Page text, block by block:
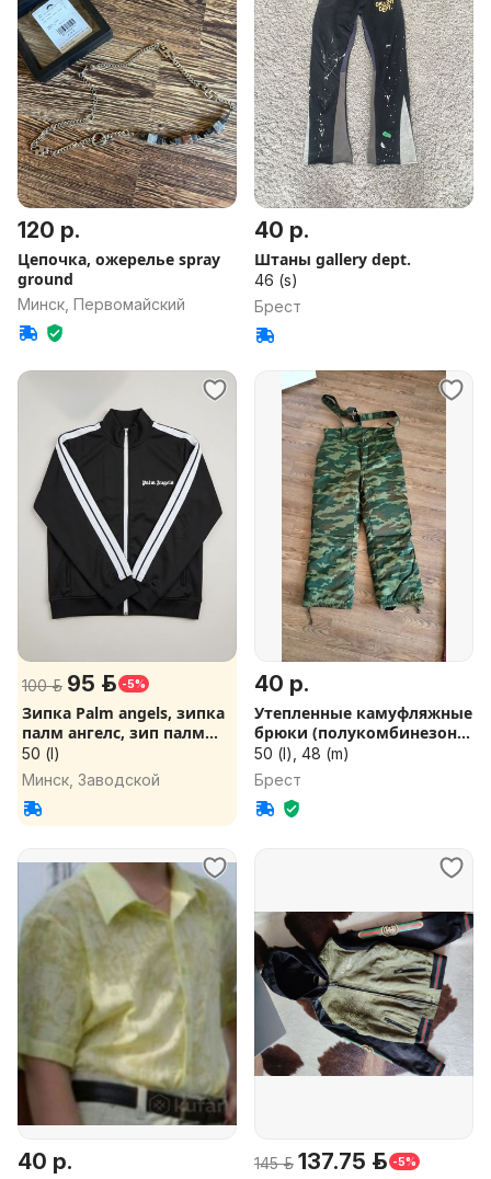
120 р.
Цепочка, ожерелье spray
ground
Минск, Первомайский
40 р.
Штаны gallery dept.
46 (s)
Брест
100 р. 95 р. -5%
Зипка Palm angels, зипка
палм ангелс, зип палм
анг
50 (l)
Минск, Заводской
40 р.
Утепленные камуфляжные
брюки (полукомбинезон)
в ра
50 (l), 48 (m)
Брест
40 р. 145 р. 137.75 р. -5%